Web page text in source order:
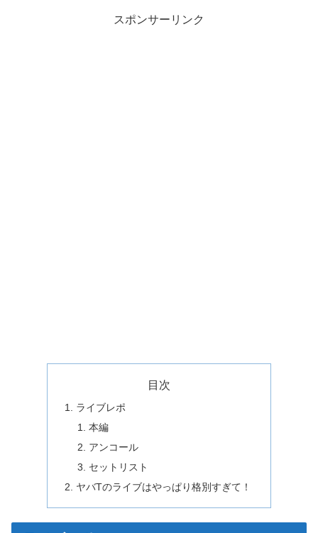
スポンサーリンク
目次
ライブレポ
本編
アンコール
セットリスト
ヤバTのライブはやっぱり格別すぎて！